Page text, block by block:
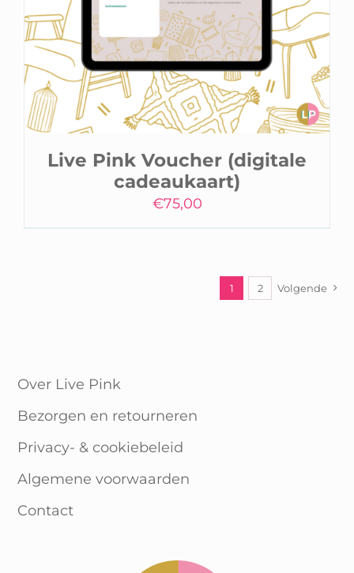
Live Pink Voucher (digitale
cadeaukaart)
€75,00
1 2 Volgende
Over Live Pink
Bezorgen en retourneren
Privacy- & cookiebeleid
Algemene voorwaarden
Contact